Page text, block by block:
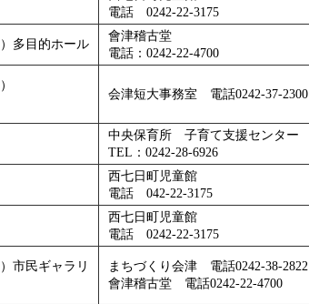
電話 0242-22-3175
多目的ホール
會津稽古堂
電話：0242-22-4700
会津短大事務室 電話0242-37-2300
中央保育所 子育て支援センター
TEL：0242-28-6926
西七日町児童館
電話 042-22-3175
西七日町児童館
電話 0242-22-3175
市民ギャラリ
まちづくり会津 電話0242-38-2822
會津稽古堂 電話0242-22-4700